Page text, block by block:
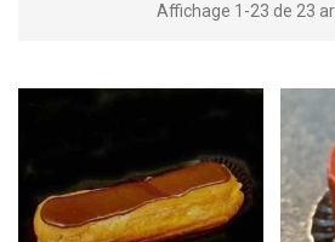
Affichage 1-23 de 23